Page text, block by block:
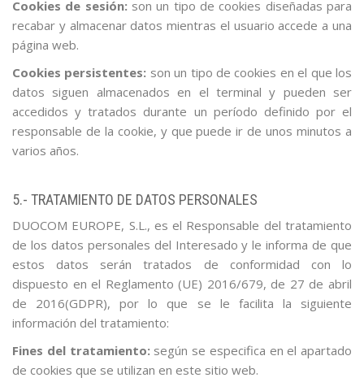
Cookies de sesión: son un tipo de cookies diseñadas para
recabar y almacenar datos mientras el usuario accede a una
página web.
Cookies persistentes: son un tipo de cookies en el que los
datos siguen almacenados en el terminal y pueden ser
accedidos y tratados durante un período definido por el
responsable de la cookie, y que puede ir de unos minutos a
varios años.
5.- TRATAMIENTO DE DATOS PERSONALES
DUOCOM EUROPE, S.L., es el Responsable del tratamiento
de los datos personales del Interesado y le informa de que
estos datos serán tratados de conformidad con lo
dispuesto en el Reglamento (UE) 2016/679, de 27 de abril
de 2016(GDPR), por lo que se le facilita la siguiente
información del tratamiento:
Fines del tratamiento: según se especifica en el apartado
de cookies que se utilizan en este sitio web.